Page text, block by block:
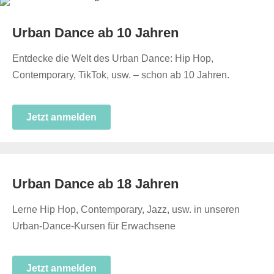
Urban Dance ab 10 Jahren
Entdecke die Welt des Urban Dance: Hip Hop,
Contemporary, TikTok, usw. – schon ab 10 Jahren.
Jetzt anmelden
Urban Dance ab 18 Jahren
Lerne Hip Hop, Contemporary, Jazz, usw. in unseren
Urban-Dance-Kursen für Erwachsene
Jetzt anmelden